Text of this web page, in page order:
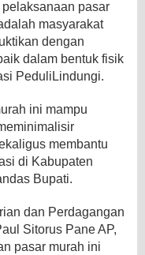
pasar
masyarakat
dengan
dalam bentuk fisik
PeduliLindungi.
ini mampu
membantu
di Kabupaten
Bupati.
dan Perdagangan
Sitorus Pane AP,
pasar murah ini